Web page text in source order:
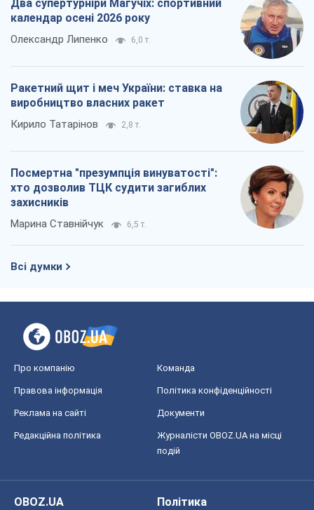
Два супертурніри Магучіх: спортивний
календар осені 2026 року
Олександр Липенко 6,0 т.
Ракетний щит і меч України: ставка на
виробництво власних ракет
Кирило Татарінов 2,8 т.
Посмертна "презумпція винуватості":
хто дозволив ТЦК судити загиблих
захисників
Марина Ставнійчук 6,5 т.
Всі думки
Про компанію Команда
Правова інформація Політика конфіденційності
Реклама на сайті Документи
Редакційна політика
Журналісти OBOZ.UA на місці
подій
OBOZ.UA
Політика